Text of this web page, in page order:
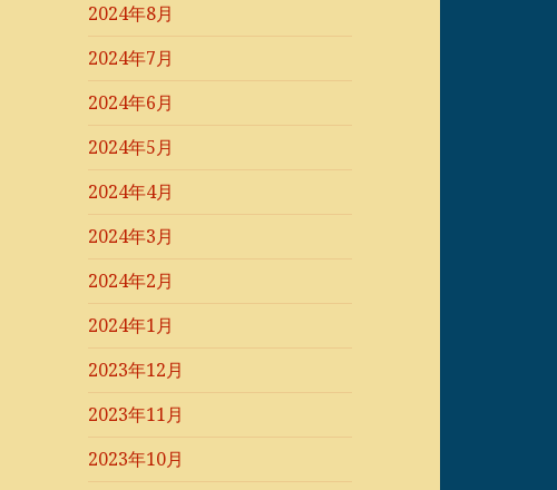
2024年8月
2024年7月
2024年6月
2024年5月
2024年4月
2024年3月
2024年2月
2024年1月
2023年12月
2023年11月
2023年10月